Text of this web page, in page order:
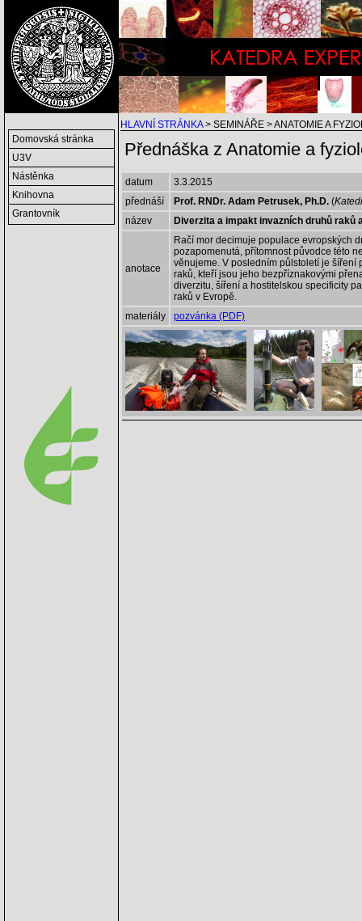
Domovská stránka
U3V
Nástěnka
Knihovna
Grantovník
HLAVNÍ STRÁNKA> SEMINÁŘE > ANATOMIE A
Přednáška z Anatomie a
datum
3.3.2015
přednáší
Prof. RNDr. Adam Petrusek, Ph.D. (
název
Diverzita a impakt invazních druhů raků
anotace
Račí mor decimuje populace evropských
pozapomenutá, přítomnost původce této
věnujeme. V posledním půlstoletí je šíření
raků, kteří jsou jeho bezpříznakovými
diverzitu, šíření a hostitelskou specificity
raků v Evropě.
materiály
pozvánka (PDF)